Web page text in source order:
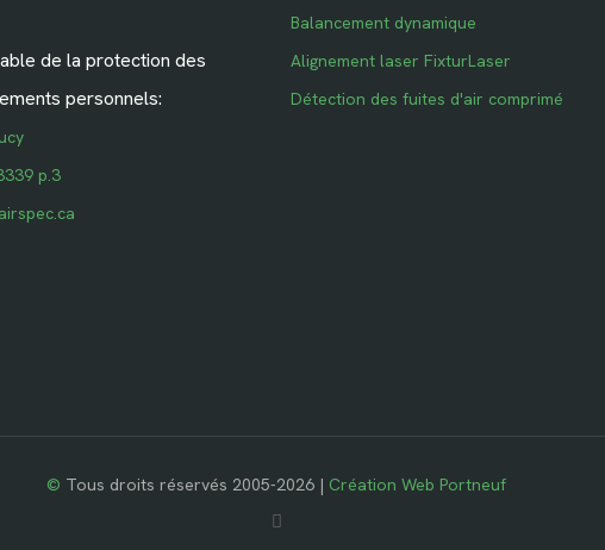
de la protection des
personnels:
p.3
Balancement dynamique
Alignement laser FixturLaser
Détection des fuites d'air comprimé
© Tous droits réservés 2005-2026 | Création Web Portneuf